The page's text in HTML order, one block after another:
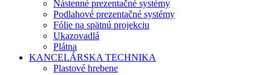
Nástenné prezentačné systémy
Podlahové prezentačné systémy
Fólie na spätnú projekciu
Ukazovadlá
Plátna
KANCELÁRSKA TECHNIKA
Plastové hrebene